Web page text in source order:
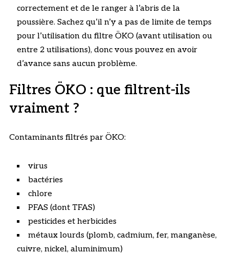
correctement et de le ranger à l’abris de la
poussière. Sachez qu’il n’y a pas de limite de temps
pour l’utilisation du filtre ÖKO (avant utilisation ou
entre 2 utilisations), donc vous pouvez en avoir
d’avance sans aucun problème.
Filtres ÖKO : que filtrent-ils
vraiment ?
Contaminants filtrés par ÖKO:
virus
bactéries
chlore
PFAS (dont TFAS)
pesticides et herbicides
métaux lourds (plomb, cadmium, fer, manganèse,
cuivre, nickel, aluminimum)